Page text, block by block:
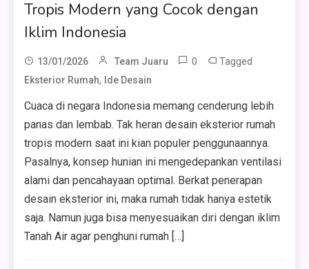
Tropis Modern yang Cocok dengan
Iklim Indonesia
13/01/2026 Team Juaru 0 Tagged
Eksterior Rumah, Ide Desain
Cuaca di negara Indonesia memang cenderung lebih
panas dan lembab. Tak heran desain eksterior rumah
tropis modern saat ini kian populer penggunaannya.
Pasalnya, konsep hunian ini mengedepankan ventilasi
alami dan pencahayaan optimal. Berkat penerapan
desain eksterior ini, maka rumah tidak hanya estetik
saja. Namun juga bisa menyesuaikan diri dengan iklim
Tanah Air agar penghuni rumah […]